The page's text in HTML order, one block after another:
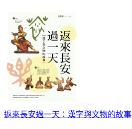
返來長安過一天：漢字與文物的故事